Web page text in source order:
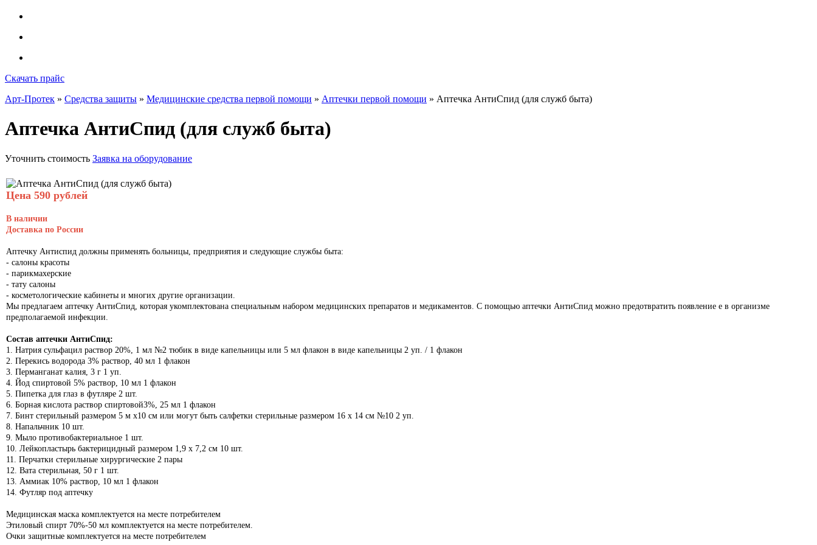
Скачать прайс
Арт-Протек » Средства защиты » Медицинские средства первой помощи » Аптечки первой помощи » Аптечка АнтиСпид (для служб быта)
Аптечка АнтиСпид (для служб быта)
Уточнить стоимость Заявка на оборудование
Цена 590 рублей
В наличии
Доставка по России
Аптечку Антиспид должны применять больницы, предприятия и следующие службы быта:
- салоны красоты
- парикмахерские
- тату салоны
- косметологические кабинеты и многих другие организации.
Мы предлагаем аптечку АнтиСпид, которая укомплектована специальным набором медицинских препаратов и медикаментов. С помощью аптечки АнтиСпид можно предотвратить появление е в организме
предполагаемой инфекции.
Состав аптечки АнтиСпид:
1. Натрия сульфацил раствор 20%, 1 мл №2 тюбик в виде капельницы или 5 мл флакон в виде капельницы 2 уп. / 1 флакон
2. Перекись водорода 3% раствор, 40 мл 1 флакон
3. Перманганат калия, 3 г 1 уп.
4. Йод спиртовой 5% раствор, 10 мл 1 флакон
5. Пипетка для глаз в футляре 2 шт.
6. Борная кислота раствор спиртовой3%, 25 мл 1 флакон
7. Бинт стерильный размером 5 м х10 см или могут быть салфетки стерильные размером 16 х 14 см №10 2 уп.
8. Напальчник 10 шт.
9. Мыло противобактериальное 1 шт.
10. Лейкопластырь бактерицидный размером 1,9 х 7,2 см 10 шт.
11. Перчатки стерильные хирургические 2 пары
12. Вата стерильная, 50 г 1 шт.
13. Аммиак 10% раствор, 10 мл 1 флакон
14. Футляр под аптечку
Медицинская маска комплектуется на месте потребителем
Этиловый спирт 70%-50 мл комплектуется на месте потребителем.
Очки защитные комплектуется на месте потребителем